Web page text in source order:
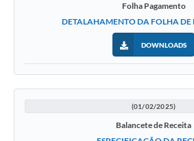
Folha Pagamento
DETALAHAMENTO DA FOLHA DE
DOWNLOADS
(01/02/2025)
Balancete de Receita